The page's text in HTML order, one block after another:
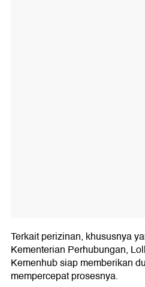
Terkait perizinan, khususnya
Kementerian Perhubungan,
Kemenhub siap memberikan
mempercepat prosesnya.